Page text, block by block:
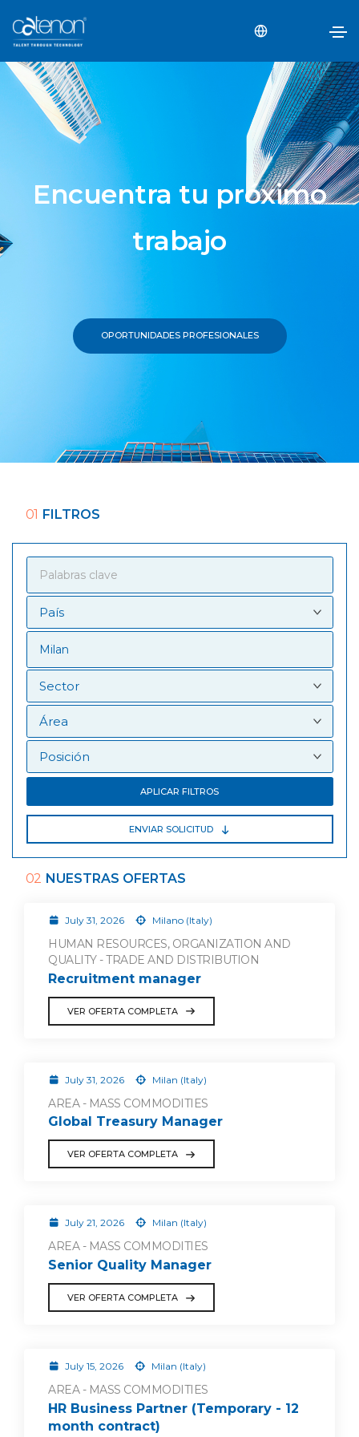
Encuentra tu próximo
trabajo
OPORTUNIDADES PROFESIONALES
01 FILTROS
APLICAR FILTROS
ENVIAR SOLICITUD
02 NUESTRAS OFERTAS
July 31, 2026 Milano (Italy)
HUMAN RESOURCES, ORGANIZATION AND
QUALITY - TRADE AND DISTRIBUTION
Recruitment manager
VER OFERTA COMPLETA
July 31, 2026 Milan (Italy)
AREA - MASS COMMODITIES
Global Treasury Manager
VER OFERTA COMPLETA
July 21, 2026 Milan (Italy)
AREA - MASS COMMODITIES
Senior Quality Manager
VER OFERTA COMPLETA
July 15, 2026 Milan (Italy)
AREA - MASS COMMODITIES
HR Business Partner (Temporary - 12
month contract)